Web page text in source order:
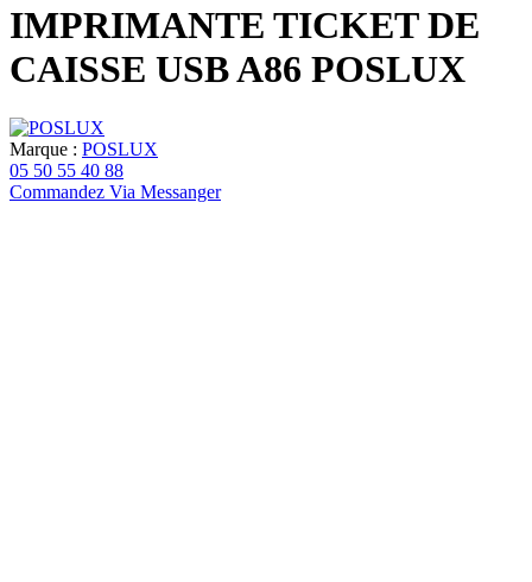
IMPRIMANTE TICKET DE
CAISSE USB A86 POSLUX
Marque : POSLUX
05 50 55 40 88
Commandez Via Messanger